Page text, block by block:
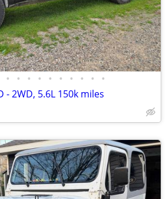
• • • • • • • • • •
- 2WD, 5.6L 150k miles